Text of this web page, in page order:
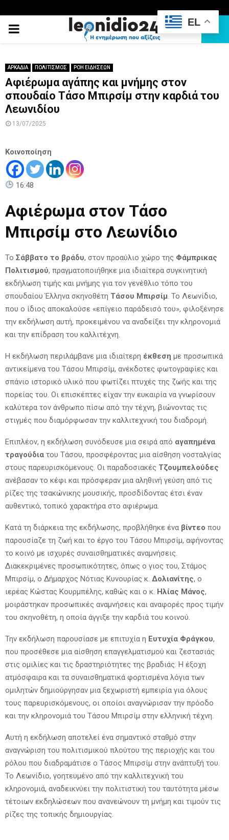
PRIMARY
ΑΡΚΑΔΙΑ ΠΟΛΙΤΙΣΜΟΣ ΡΟΗ ΕΙΔΗΣΕΩΝ
Αφιέρωμα αγάπης και μνήμης στον
σπουδαίο Τάσο Μπιρσίμ στην καρδιά του
Λεωνιδίου
13/07/2025
Κοινοποίηση
16:48
Αφιέρωμα στον Τάσο
Μπιρσίμ στο Λεωνίδιο
Το Σάββατο το βράδυ, στον προαύλιο χώρο της Φάμπρικας
Πολιτισμού, πραγματοποιήθηκε μια ιδιαίτερα συγκινητική
εκδήλωση τιμής και μνήμης για τον γενέθλιο τόπο του
σπουδαίου Έλληνα σκηνοθέτη Τάσου Μπιρσίμ . Το Λεωνίδιο,
που ο ίδιος αποκαλούσε «επίγειο παράδεισό του», φιλοξένησε
την εκδήλωση αυτή, προκειμένου να αναδείξει την κληρονομιά
και την επίδραση του καλλιτέχνη.
Η εκδήλωση περιλάμβανε μια ιδιαίτερη έκθεση με προσωπικά
αντικείμενα του Τάσου Μπιρσίμ, ανέκδοτες φωτογραφίες και
σπάνιο ιστορικό υλικό που φωτίζει πτυχές της ζωής και της
πορείας του. Οι επισκέπτες είχαν την ευκαιρία να γνωρίσουν
καλύτερα τον άνθρωπο πίσω από την τέχνη, βιώνοντας τις
στιγμές που διαμόρφωσαν την καλλιτεχνική του διαδρομή.
Επιπλέον, η εκδήλωση συνόδευσε μια σειρά από αγαπημένα
τραγούδια του Τάσου, προσφέροντας μια αίσθηση νοσταλγίας
στους παρευρισκόμενους. Οι παραδοσιακές Τζουμπελούδες
ανέβασαν το κέφι και πρόσφεραν μια αληθινή γεύση από τις
ρίζες της τσακώνικης μουσικής, προσδίδοντας έτσι έναν
αυθεντικό, τοπικό χαρακτήρα στο αφιέρωμα.
Κατά τη διάρκεια της εκδήλωσης, προβλήθηκε ένα βίντεο που
παρουσίαζε τη ζωή και το έργο του Τάσου Μπιρσίμ, αφήνοντας
το κοινό με ισχυρές συναισθηματικές αναμνήσεις.
Διακεκριμένες προσωπικότητες, όπως ο γιος του, Στάμος
Μπιρσίμ, ο Δήμαρχος Νότιας Κυνουρίας κ. Δολιανίτης, ο
ιερέας Κώστας Κουρμπέλης, καθώς και ο κ. Ηλίας Μάνος,
μοιράστηκαν προσωπικές αναμνήσεις και αναφορές προς τιμήν
του σκηνοθέτη, η οποία άγγιξε την καρδιά του κοινού.
Την εκδήλωση παρουσίασε με επιτυχία η Ευτυχία Φράγκου,
που προσέθεσε μια αίσθηση επαγγελματισμού και ζεστασιάς
στις ομιλίες και τις δραστηριότητες της βραδιάς. Η έξοχη
ατμόσφαιρα και τα συναισθηματικά φορτισμένα λόγια των
ομιλητών δημιούργησαν μια ξεχωριστή εμπειρία για όλους
τους παρευρισκόμενους, οι οποίοι αναγνώρισαν την πρόοδο
και την κληρονομιά του Τάσου Μπιρσίμ στην ελληνική τέχνη.
Αυτή η εκδήλωση αποτελεί ένα σημαντικό σταθμό στην
αναγνώριση του πολιτισμικού πλούτου της περιοχής και του
ρόλου που διαδραμάτισε ο Τάσος Μπιρσίμ στην ανάπτυξή του.
Το Λεωνίδιο, γοητευμένο από την καλλιτεχνική του
κληρονομιά, αναδεικνύει την πολιτιστική του ταυτότητα μέσω
τέτοιων εκδηλώσεων που ανανεώνουν τη μνήμη και τιμούν τις
ρίζες της τοπικής δημιουργίας.
EL